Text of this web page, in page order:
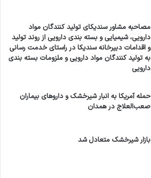
مصاحبه مشاور سندیکای تولید کنندگان مواد
دارویی، شیمیایی و بسته بندی دارویی از روند تولید
و اقدامات دبیرخانه سندیکا در راستای خدمت رسانی
به تولید کنندگان مواد دارویی و ملزومات بسته بندی
دارویی
حمله آمریکا به انبار شیرخشک و داروهای بیماران
صعب‌العلاج در همدان
بازار شیرخشک متعادل شد